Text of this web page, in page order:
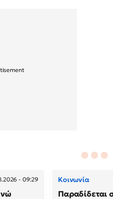
- 09:29 Κοινωνία
Παραδίδεται